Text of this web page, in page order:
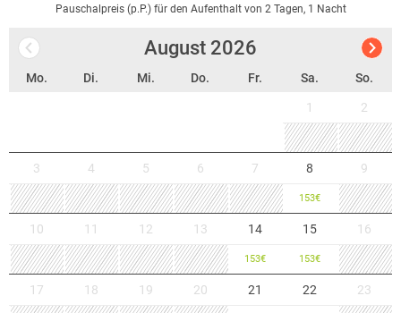
Pauschalpreis (p.P.) für den Aufenthalt von 2 Tagen, 1 Nacht
August 2026
Mo. Di. Mi. Do. Fr. Sa. So.
1 2
3 4 5 6 7 8
153€
9
10 11 12 13 14
153€
15
153€
16
17 18 19 20 21 22 23